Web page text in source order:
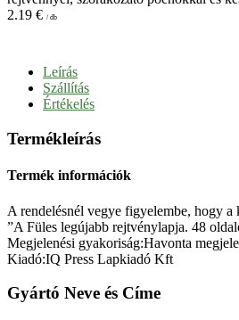
2.19 € / db
Leírás
Szállítás
Értékelés
Termékleírás
Termék információk
A rendelésnél vegye figyelembe, hogy
”A Füles legújabb rejtvénylapja. 48
Megjelenési gyakoriság:Havonta
Kiadó:IQ Press Lapkiadó Kft
Gyártó Neve és Címe